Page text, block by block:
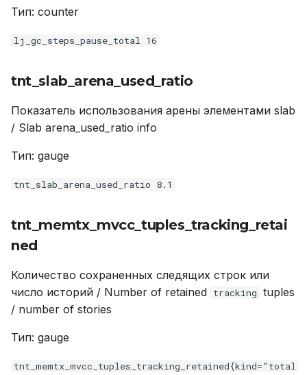
tnt_space_bsize
tnt_net_connections_total
tnt_memtx_mvcc_tuples_tracking_stories
tnt_net_received_total
tnt_slab_quota_used
tnt_synchro_queue_busy
lj_jit_trace_abort_total
tnt_space_index_bsize
Тип: counter
lj_gc_steps_pause_total 16
tnt_slab_arena_used_ratio
Показатель использования арены элементами slab
/ Slab arena_used_ratio info
Тип: gauge
tnt_slab_arena_used_ratio 8.1
tnt_memtx_mvcc_tuples_tracking_retai
ned
Количество сохраненных следящих строк или
число историй / Number of retained tracking tuples
/ number of stories
Тип: gauge
tnt_memtx_mvcc_tuples_tracking_retained{kind="total